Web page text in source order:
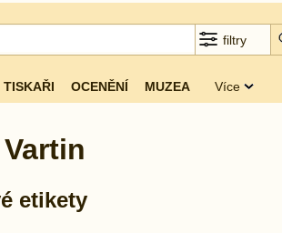
filtry
TISKAŘI OCENĚNÍ MUZEA Více
etikety